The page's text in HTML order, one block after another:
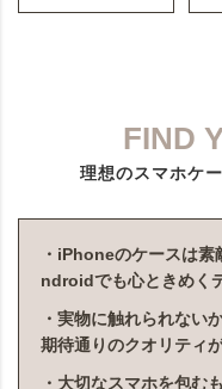
FIND
理想のスマホケ
・iPhoneのケースは
ndroidでも心ときめく
・実物に触れられない
期待通りのクオリティが
・大切なスマホを包む